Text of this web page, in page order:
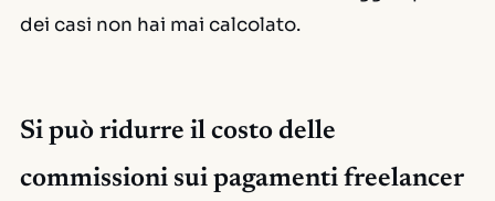
dei casi non hai mai calcolato.
Si può ridurre il costo delle
commissioni sui pagamenti freelancer